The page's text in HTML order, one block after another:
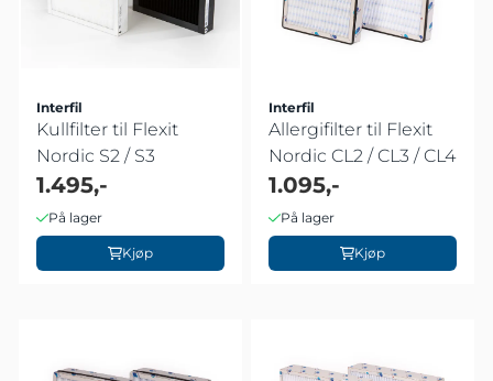
Interfil
Kullfilter til Flexit
Nordic S2 / S3
1.495,-
På lager
Kjøp
Interfil
Allergifilter til Flexit
Nordic CL2 / CL3 / CL4
1.095,-
På lager
Kjøp